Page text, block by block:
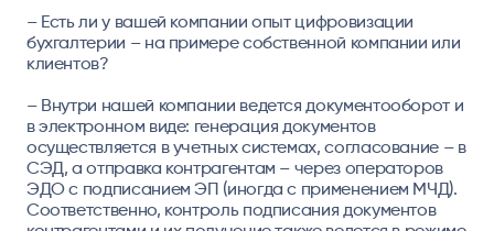
– Есть ли у вашей компании опыт цифровизации
бухгалтерии – на примере собственной компании или
клиентов?
– Внутри нашей компании ведется документооборот и
в электронном виде: генерация документов
осуществляется в учетных системах, согласование – в
СЭД, а отправка контрагентам – через операторов
ЭДО с подписанием ЭП (иногда с применением МЧД).
Соответственно, контроль подписания документов